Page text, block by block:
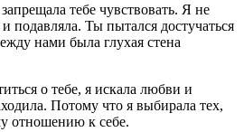
тебе чувствовать. Я не
подавляла. Ты пытался достучаться
нами была глухая стена
о тебе, я искала любви и
Потому что я выбирала тех,
отношению к себе.